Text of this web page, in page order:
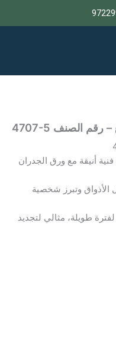
أنيقة مع ورق الجدران
الأذواق وتبرز شخصية
طويلة، مثالي لتجديد